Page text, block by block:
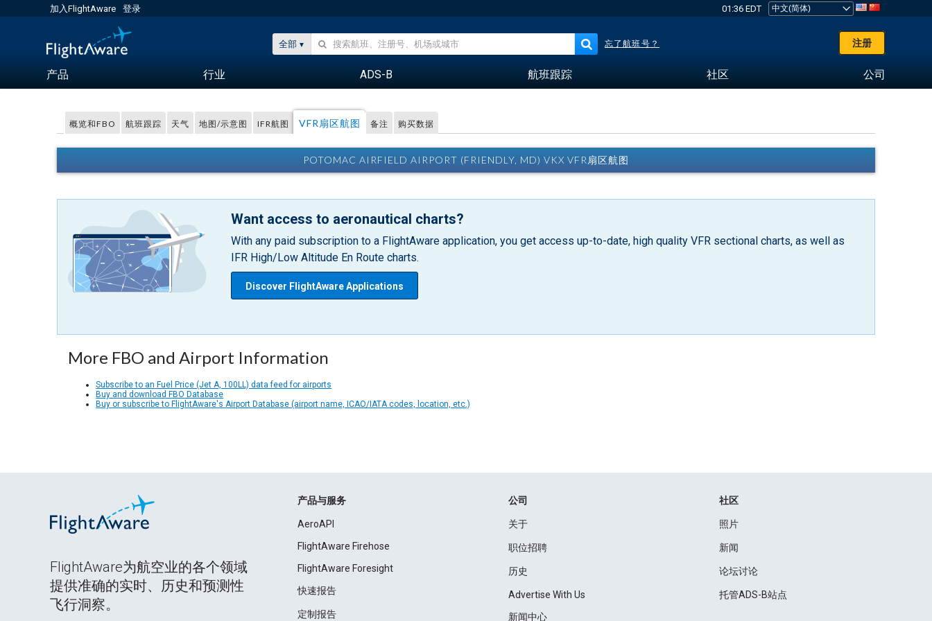
加入FlightAware 登录 01:36 EDT
全部 忘了航班号？ 注册
产品 行业 ADS-B 航班跟踪 社区 公司
概览和FBO 航班跟踪 天气 地图/示意图 IFR航图 VFR扇区航图 备注 购买数据
POTOMAC AIRFIELD AIRPORT (FRIENDLY, MD) VKX VFR扇区航图
Want access to aeronautical charts?
With any paid subscription to a FlightAware application, you get access up-to-date, high quality VFR sectional charts, as well as
IFR High/Low Altitude En Route charts.
Discover FlightAware Applications
More FBO and Airport Information
Subscribe to an Fuel Price (Jet A, 100LL) data feed for airports
Buy and download FBO Database
Buy or subscribe to FlightAware's Airport Database (airport name, ICAO/IATA codes, location, etc.)
FlightAware为航空业的各个领域
提供准确的实时、历史和预测性
飞行洞察。
产品与服务
AeroAPI
FlightAware Firehose
FlightAware Foresight
快速报告
定制报告
公司
关于
职位招聘
历史
Advertise With Us
新闻中心
社区
照片
新闻
论坛讨论
托管ADS-B站点